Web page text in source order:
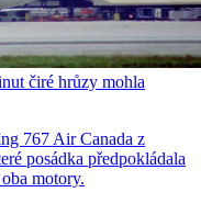
čiré hrůzy mohla
767 Air Canada z
posádka předpokládala
motory.